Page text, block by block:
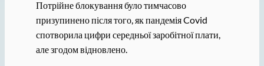
Потрійне блокування було тимчасово
призупинено після того, як пандемія Covid
спотворила цифри середньої заробітної плати,
але згодом відновлено.